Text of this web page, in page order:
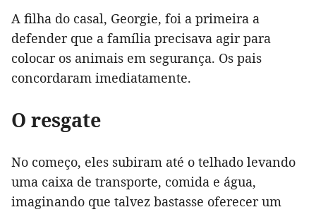
A filha do casal, Georgie, foi a primeira a
defender que a família precisava agir para
colocar os animais em segurança. Os pais
concordaram imediatamente.
O resgate
No começo, eles subiram até o telhado levando
uma caixa de transporte, comida e água,
imaginando que talvez bastasse oferecer um